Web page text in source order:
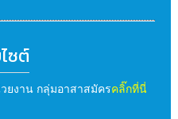
ซต์
ยงาน กลุ่มอาสาสมัครคลิ๊กที่นี่